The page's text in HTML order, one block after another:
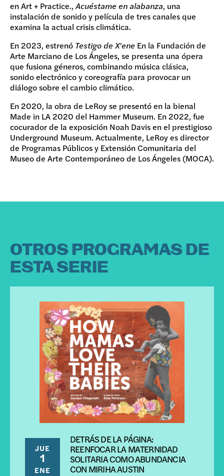
en Art + Practice.,Acuéstame en alabanza, una
instalación de sonido y película de tres canales que
examina la actual crisis climática.
En 2023, estrenó Testigo de X'ene En la Fundación de
Arte Marciano de Los Ángeles, se presenta una ópera
que fusiona géneros, combinando música clásica,
sonido electrónico y coreografía para provocar un
diálogo sobre el cambio climático.
En 2020, la obra de LeRoy se presentó en la bienal
Made in LA 2020 del Hammer Museum. En 2022, fue
cocurador de la exposición Noah Davis en el prestigioso
Underground Museum. Actualmente, LeRoy es director
de Programas Públicos y Extensión Comunitaria del
Museo de Arte Contemporáneo de Los Ángeles (MOCA).
OTROS PROGRAMAS DE
ESTA SERIE
JUE
1
ENE
DETRÁS DE LA PÁGINA:
REENFOCAR LA MATERNIDAD
SOLITARIA COMO ABUNDANCIA
CON MIRIHA AUSTIN